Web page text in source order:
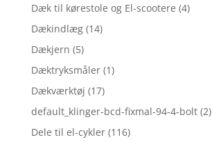
Dæk til kørestole og El-scootere (4)
Dækindlæg (14)
Dækjern (5)
Dæktryksmåler (1)
Dækværktøj (17)
default_klinger-bcd-fixmal-94-4-bolt (2)
Dele til el-cykler (116)